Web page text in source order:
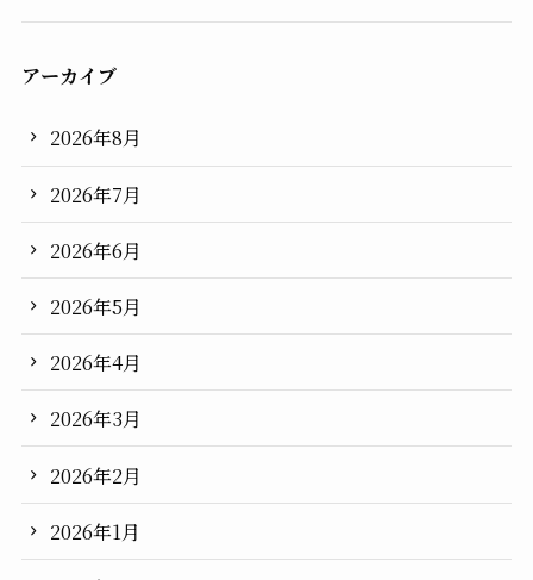
アーカイブ
2026年8月
2026年7月
2026年6月
2026年5月
2026年4月
2026年3月
2026年2月
2026年1月